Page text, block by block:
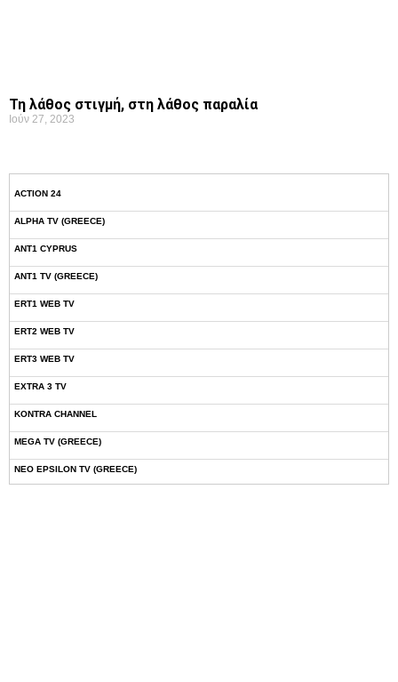
Τη λάθος στιγμή, στη λάθος παραλία
Ιούν 27, 2023
ACTION 24
ALPHA TV (GREECE)
ANT1 CYPRUS
ANT1 TV (GREECE)
ERT1 WEB TV
ERT2 WEB TV
ERT3 WEB TV
EXTRA 3 TV
KONTRA CHANNEL
MEGA TV (GREECE)
NEO EPSILON TV (GREECE)